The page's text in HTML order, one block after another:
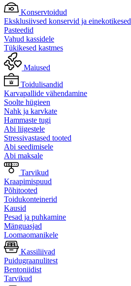
Konservtoidud
Eksklusiivsed konservid ja einekotikesed
Pasteedid
Vahud kassidele
Tükikesed kastmes
Maiused
Toidulisandid
Karvapallide vähendamine
Soolte hügieen
Nahk ja karvkate
Hammaste tugi
Abi liigestele
Stressivastased tooted
Abi seedimisele
Abi maksale
Tarvikud
Kraapimispuud
Põhitooted
Toidukonteinerid
Kausid
Pesad ja puhkamine
Mänguasjad
Loomaomanikele
Kassiliivad
Puidugraanulitest
Bentoniidist
Tarvikud